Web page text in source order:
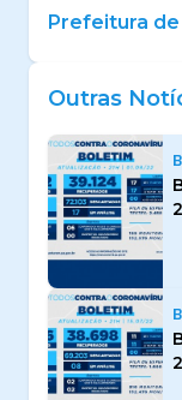
Prefeitura
Outras